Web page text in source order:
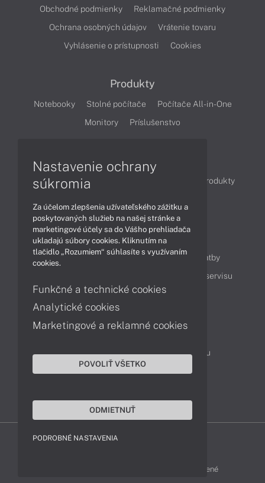
Obchodné podmienky
Reklamačné podmienky
Ochrana osobných údajov
Vrátenie tovaru
Vyhlásenie o prístupnosti
Cookies
Produkty
Notebooky Stolné počítače
Počítače All-in-One
Monitory
Príslušenstvo
Články
Obchodné informácie
Produkty
Obsah
Ako nakupovať
Možnosti doručenia a platby
Cenník servisu
Kontakty
Servisné oddelenie
Reklamácia tovaru
MSI-SHOP © 2017 - 2026 Všetky práva vyhradené
Nastavenie ochrany
súkromia
Za účelom zlepšenia užívateľského zážitku a
poskytovaných služieb na našej stránke a
marketingové účely sa do Vášho prehliadača
ukladajú súbory cookies. Kliknutím na
tlačidlo „Rozumiem“ súhlasíte s využívaním
cookies.
Funkčné a technické cookies
Analytické cookies
Marketingové a reklamné cookies
POVOLIŤ VŠETKO
ODMIETNUŤ
PODROBNÉ NASTAVENIA